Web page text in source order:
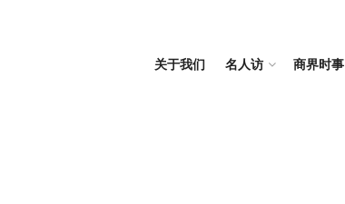
关于我们 名人访 商界时事